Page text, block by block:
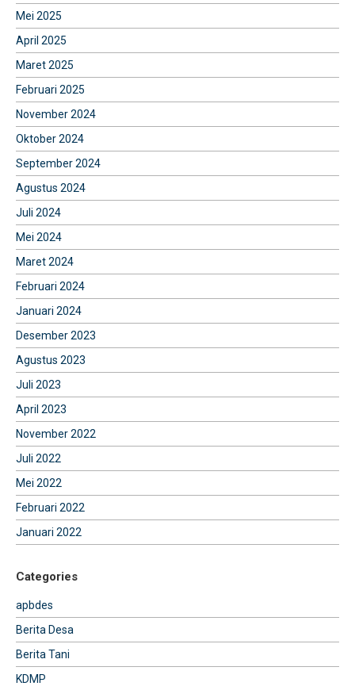
Mei 2025
April 2025
Maret 2025
Februari 2025
November 2024
Oktober 2024
September 2024
Agustus 2024
Juli 2024
Mei 2024
Maret 2024
Februari 2024
Januari 2024
Desember 2023
Agustus 2023
Juli 2023
April 2023
November 2022
Juli 2022
Mei 2022
Februari 2022
Januari 2022
Categories
apbdes
Berita Desa
Berita Tani
KDMP